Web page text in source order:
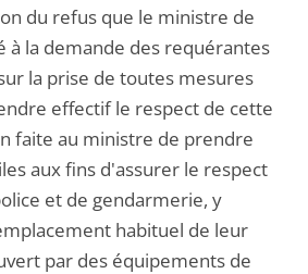
du refus que le ministre de
à la demande des requérantes
la prise de toutes mesures
effectif le respect de cette
faite au ministre de prendre
aux fins d'assurer le respect
et de gendarmerie, y
habituel de leur
par des équipements de